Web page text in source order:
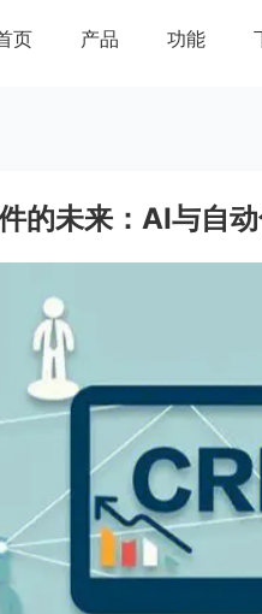
页 产品 功能
的未来：AI与自